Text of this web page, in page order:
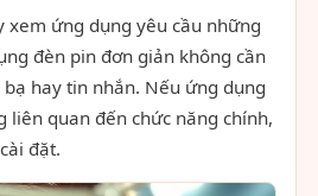
xem ứng dụng yêu cầu những
đèn pin đơn giản không cần
hay tin nhắn. Nếu ứng dụng
liên quan đến chức năng chính,
đặt.